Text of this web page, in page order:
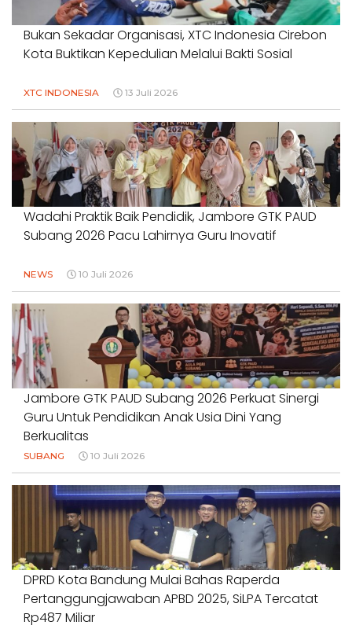
Bukan Sekadar Organisasi, XTC Indonesia Cirebon
Kota Buktikan Kepedulian Melalui Bakti Sosial
XTC INDONESIA 13 Juli 2026
Wadahi Praktik Baik Pendidik, Jambore GTK PAUD
Subang 2026 Pacu Lahirnya Guru Inovatif
NEWS 10 Juli 2026
Jambore GTK PAUD Subang 2026 Perkuat Sinergi
Guru Untuk Pendidikan Anak Usia Dini Yang
Berkualitas
SUBANG 10 Juli 2026
DPRD Kota Bandung Mulai Bahas Raperda
Pertanggungjawaban APBD 2025, SiLPA Tercatat
Rp487 Miliar